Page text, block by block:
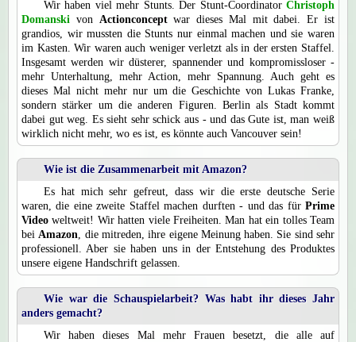
Wir haben viel mehr Stunts. Der Stunt-Coordinator Christoph
Domanski von Actionconceptwar dieses Mal mit dabei. Er ist
grandios, wir mussten die Stunts nur einmal machen und sie waren
im Kasten. Wir waren auch weniger verletzt als in der ersten Staffel.
Insgesamt werden wir düsterer, spannender und kompromissloser -
mehr Unterhaltung, mehr Action, mehr Spannung. Auch geht es
dieses Mal nicht mehr nur um die Geschichte von Lukas Franke,
sondern stärker um die anderen Figuren. Berlin als Stadt kommt
dabei gut weg. Es sieht sehr schick aus - und das Gute ist, man weiß
wirklich nicht mehr, wo es ist, es könnte auch Vancouver sein!
Wie ist die Zusammenarbeit mit Amazon?
Es hat mich sehr gefreut, dass wir die erste deutsche Serie
waren, die eine zweite Staffel machen durften - und das für Prime
Video weltweit! Wir hatten viele Freiheiten. Man hat ein tolles Team
bei Amazon , die mitreden, ihre eigene Meinung haben. Sie sind sehr
professionell. Aber sie haben uns in der Entstehung des Produktes
unsere eigene Handschrift gelassen.
Wie war die Schauspielarbeit? Was habt ihr dieses Jahr
anders gemacht?
Wir haben dieses Mal mehr Frauen besetzt, die alle auf